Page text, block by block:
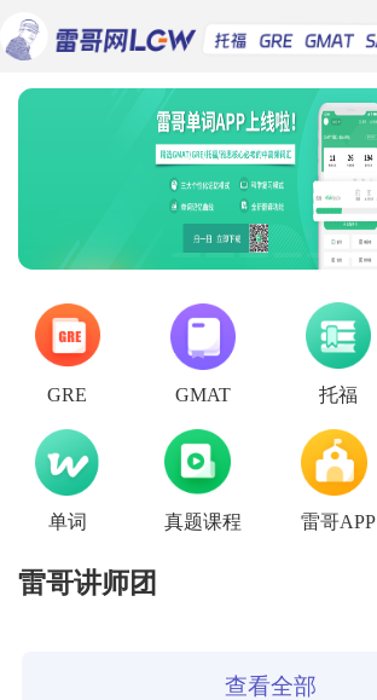
GRE GMAT 托福
单词 真题课程 雷哥APP
雷哥讲师团
查看全部